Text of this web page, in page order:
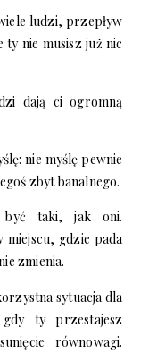
ludzi, przepływ
ty nie musisz już nic
dają ci ogromną
nie myślę pewnie
zbyt banalnego.
być taki, jak oni.
miejscu, gdzie pada
zmienia.
sytuacja dla
ty przestajesz
równowagi.